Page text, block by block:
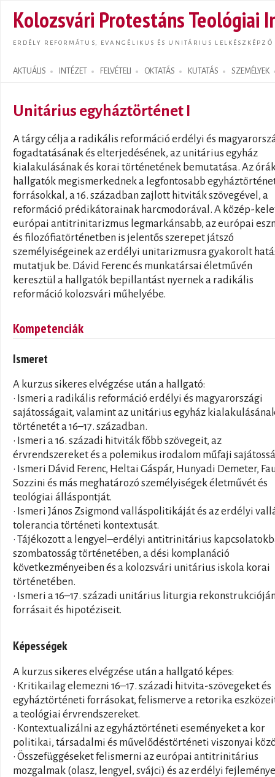
Kolozsvári Protestáns Teológiai
ERDÉLY REFORMÁTUS, EVANGÉLIKUS ÉS UNITÁRIUS LELKÉSZKÉPZŐ
AKTUÁLIS INTÉZET FELVÉTELI OKTATÁS KUTATÁS SZEMÉLYEK
Search form
Unitárius egyháztörténet I
A tárgy célja a radikális reformáció erdélyi és
fogadtatásának és elterjedésének, az unitárius egyház
kialakulásának és korai történetének bemutatása. Az
hallgatók megismerkednek a legfontosabb
forrásokkal, a 16. században zajlott hitviták szövegével, a
reformáció prédikátorainak harcmodorával. A közép-
európai antitrinitarizmus legmarkánsabb, az európai
és filozófiatörténetben is jelentős szerepet játszó
személyiségeinek az erdélyi unitarizmusra gyakorolt
mutatjuk be. Dávid Ferenc és munkatársai életművén
keresztül a hallgatók bepillantást nyernek a radikális
reformáció kolozsvári műhelyébe.
Kompetenciák
Ismeret
A kurzus sikeres elvégzése után a hallgató:
• Ismeri a radikális reformáció erdélyi és magyarországi
sajátosságait, valamint az unitárius egyház
történetét a 16–17. században.
• Ismeri a 16. századi hitviták főbb szövegeit, az
érvrendszereket és a polemikus irodalom műfaji
• Ismeri Dávid Ferenc, Heltai Gáspár, Hunyadi Demeter,
Sozzini és más meghatározó személyiségek életművét és
teológiai álláspontját.
• Ismeri János Zsigmond valláspolitikáját és az erdélyi
tolerancia történeti kontextusát.
• Tájékozott a lengyel–erdélyi antitrinitárius
szombatosság történetében, a dési komplanáció
következményeiben és a kolozsvári unitárius iskola korai
történetében.
• Ismeri a 16–17. századi unitárius liturgia
forrásait és hipotéziseit.
Képességek
A kurzus sikeres elvégzése után a hallgató képes:
• Kritikailag elemezni 16–17. századi hitvita-szövegeket és
egyháztörténeti forrásokat, felismerve a retorika
a teológiai érvrendszereket.
• Kontextualizálni az egyháztörténeti eseményeket a kor
politikai, társadalmi és művelődéstörténeti viszonyai
• Összefüggéseket felismerni az európai antitrinitárius
mozgalmak (olasz, lengyel, svájci) és az erdélyi